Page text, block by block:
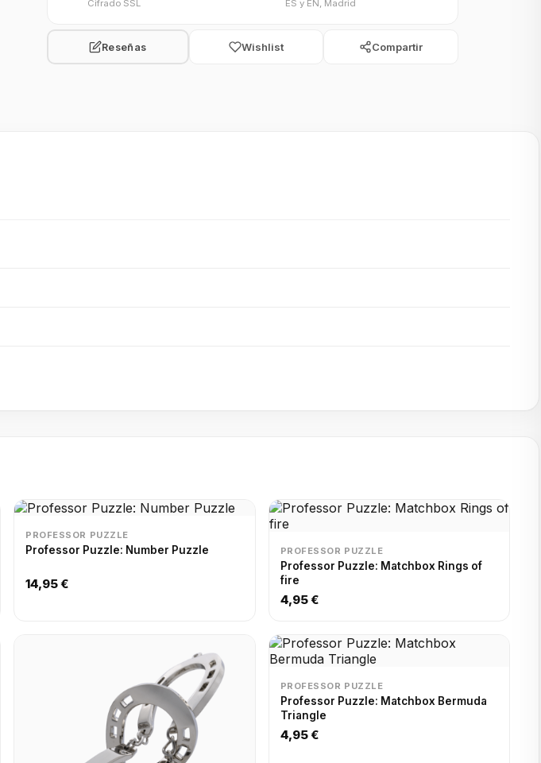
Cifrado SSL ES y EN, Madrid
Reseñas Wishlist Compartir
PROFESSOR PUZZLE
Professor Puzzle: Number Puzzle
14,95 €
PROFESSOR PUZZLE
Professor Puzzle: Matchbox Rings of
fire
4,95 €
PROFESSOR PUZZLE
Professor Puzzle: Matchbox Bermuda
Triangle
4,95 €